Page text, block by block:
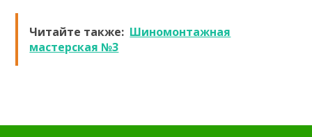
Читайте также: Шиномонтажная
мастерская №3